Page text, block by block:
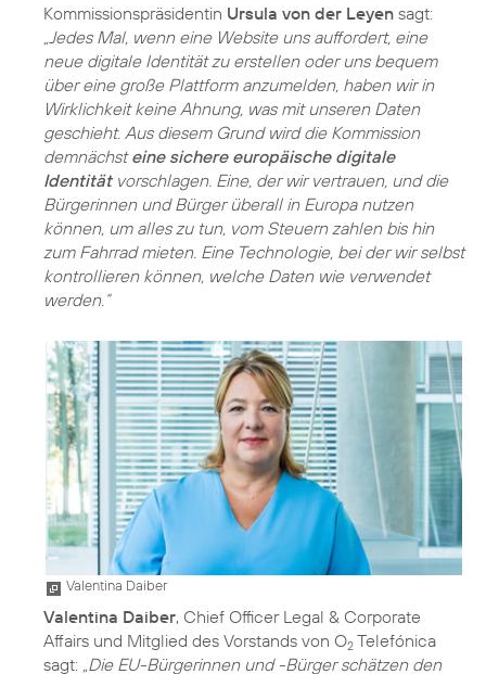
Kommissionspräsidentin Ursula von der Leyen sagt:
„Jedes Mal, wenn eine Website uns auffordert, eine
neue digitale Identität zu erstellen oder uns bequem
über eine große Plattform anzumelden, haben wir in
Wirklichkeit keine Ahnung, was mit unseren Daten
geschieht. Aus diesem Grund wird die Kommission
demnächsteine sichere europäische digitale
Identitätvorschlagen. Eine, der wir vertrauen, und die
Bürgerinnen und Bürger überall in Europa nutzen
können, um alles zu tun, vom Steuern zahlen bis hin
zum Fahrrad mieten. Eine Technologie, bei der wir selbst
kontrollieren können, welche Daten wie verwendet
werden.“
Valentina Daiber
Valentina Daiber, Chief Officer Legal & Corporate
Affairs und Mitglied des Vorstands von O2 Telefónica
sagt: „Die EU-Bürgerinnen und -Bürger schätzen den